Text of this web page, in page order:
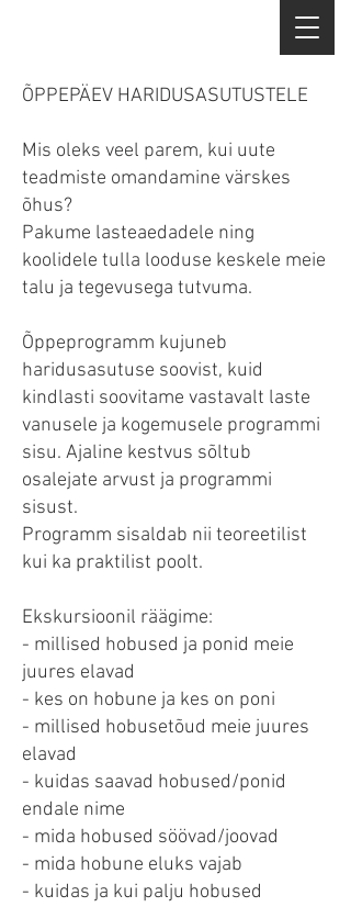
ÕPPEPÄEV HARIDUSASUTUSTELE
Mis oleks veel parem, kui uute
teadmiste omandamine värskes
õhus?
Pakume lasteaedadele ning
koolidele tulla looduse keskele meie
talu ja tegevusega tutvuma.
Õppeprogramm kujuneb
haridusasutuse soovist, kuid
kindlasti soovitame vastavalt laste
vanusele ja kogemusele programmi
sisu. Ajaline kestvus sõltub
osalejate arvust ja programmi
sisust.
Programm sisaldab nii teoreetilist
kui ka praktilist poolt.
Ekskursioonil räägime:
- millised hobused ja ponid meie
juures elavad
- kes on hobune ja kes on poni
- millised hobusetõud meie juures
elavad
- kuidas saavad hobused/ponid
endale nime
- mida hobused söövad/joovad
- mida hobune eluks vajab
- kuidas ja kui palju hobused